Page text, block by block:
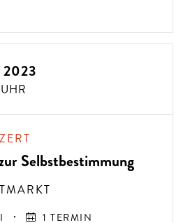
2023
Selbstbestimmung
1 TERMIN